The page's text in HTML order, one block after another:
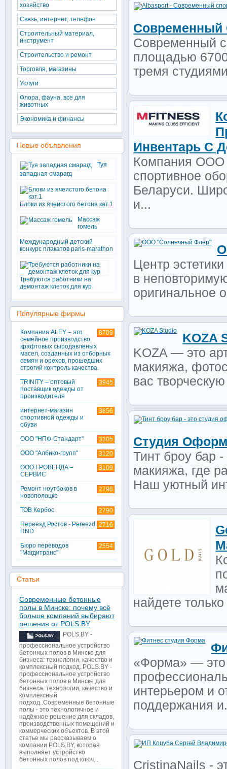
Современный
Современный
площадью
тремя
Инвентарь С
Компания ООО
спортивное
Беларуси.
и...
Центр
в
оригинальное
KOZA
KOZA — это
макияжа,
вас
Студия
Тинт броу бар
макияжа, где
Наш уютный
найдете
«Форма» — это
интерьером и
поддержания
CristinaNails -
хозяйство
Связь, интернет, телефон
Строительный материал,
инструмент
Строительство и ремонт
Торговля, магазины
Услуги
Флора, фауна, все для
животных
Экономика и финансы
Новые объявления
Туя
западная смарагд
Блоки из ячеистого бетона кат.1
Массаж
гомель
Международный детский
конкурс плакатов paris-marathon
Требуются работники на
демонтаж клеток для кур
Популярные фирмы
8709
Компания ALEY – это
семейное производство
крафтовых сыродавленых
масел, созданных из отборных
семян и орехов, прошедших
строгий контроль качества.
3945
TRINITY – оптовый
поставщик одежды от
производителя
3856
интернет-магазин
спортивной одежды и
обуви
3305
ООО "НПФ-Стандарт"
3120
ООО "Албико-групп"
3109
ООО ГРОВЕНДА –
СЕРВИС
2798
Ремонт ноутбоков в
новополоцке
2790
ТОВ Кербос
2716
Переезд Ростов - Pereezd
RND
2554
Бюро переводов
"Магдитранс"
Статьи
Современные бетонные
полы в Минске: почему всё
больше компаний выбирают
решения от POLS.BY
POLS.BY -
профессиональное устройство
бетонных полов в Минске для
бизнеса: технологии, качество и
комплексный подход..POLS.BY -
профессиональное устройство
бетонных полов в Минске для
бизнеса: технологии, качество и
комплексный
подход..Современные бетонные
полы - это технологичное и
надёжное решение для складов,
производственных помещений и
коммерческих объектов. В этой
статье мы рассказываем о
компании POLS.BY, которая
выполняет устройство
бетонных полов под ключ...